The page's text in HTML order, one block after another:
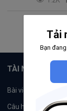
TÀI NGUYÊN
Bài viết
Câu hỏi
Tải
Bạn